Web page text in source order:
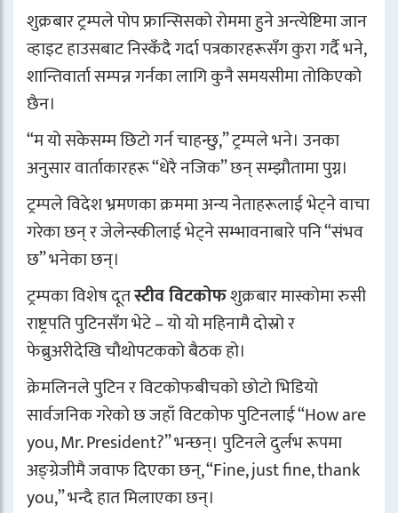
शुक्रबार ट्रम्पले पोप फ्रान्सिसको रोममा हुने अन्त्येष्टिमा जान
व्हाइट हाउसबाट निस्कँदै गर्दा पत्रकारहरूसँग कुरा गर्दै भने,
शान्तिवार्ता सम्पन्न गर्नका लागि कुनै समयसीमा तोकिएको
छैन।
“म यो सकेसम्म छिटो गर्न चाहन्छु,” ट्रम्पले भने। उनका
अनुसार वार्ताकारहरू “धेरै नजिक” छन् सम्झौतामा पुग्न।
ट्रम्पले विदेश भ्रमणका क्रममा अन्य नेताहरूलाई भेट्ने वाचा
गरेका छन् र जेलेन्स्कीलाई भेट्ने सम्भावनाबारे पनि “संभव
छ” भनेका छन्।
ट्रम्पका विशेष दूतस्टीव विटकोफशुक्रबार मास्कोमा रुसी
राष्ट्रपति पुटिनसँग भेटे – यो यो महिनामै दोस्रो र
फेब्रुअरीदेखि चौथोपटकको बैठक हो।
क्रेमलिनले पुटिन र विटकोफबीचको छोटो भिडियो
सार्वजनिक गरेको छ जहाँ विटकोफ पुटिनलाई “How are
you, Mr. President?” भन्छन्। पुटिनले दुर्लभ रूपमा
अङ्ग्रेजीमै जवाफ दिएका छन्, “Fine, just fine, thank
you,” भन्दै हात मिलाएका छन्।